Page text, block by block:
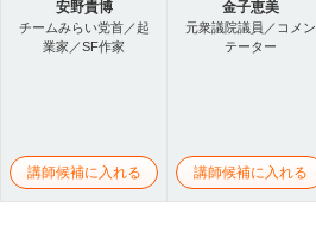
安野貴博
チームみらい党首／起
業家／SF作家
講師候補に入れる
金子恵美
元衆議院議員／コメン
テーター
講師候補に入れる